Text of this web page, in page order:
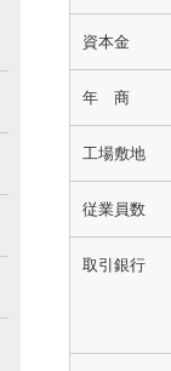
資本金
年 商
工場敷地
従業員数
取引銀行